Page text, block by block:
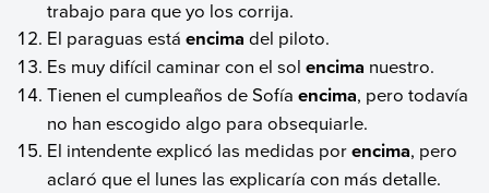
trabajo para que yo los corrija.
El paraguas estáencima del piloto.
Es muy difícil caminar con el solencima nuestro.
Tienen el cumpleaños de Sofíaencima, pero todavía
no han escogido algo para obsequiarle.
El intendente explicó las medidas porencima, pero
aclaró que el lunes las explicaría con más detalle.